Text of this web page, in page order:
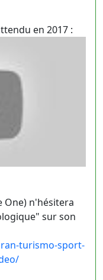
en 2017 :
One) n'hésitera
sur son
turismo-sport-